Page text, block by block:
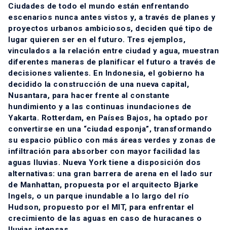
Ciudades de todo el mundo están enfrentando
escenarios nunca antes vistos y, a través de planes y
proyectos urbanos ambiciosos, deciden qué tipo de
lugar quieren ser en el futuro. Tres ejemplos,
vinculados a la relación entre ciudad y agua, muestran
diferentes maneras de planificar el futuro a través de
decisiones valientes. En Indonesia, el gobierno ha
decidido la construcción de una nueva capital,
Nusantara, para hacer frente al constante
hundimiento y a las continuas inundaciones de
Yakarta. Rotterdam, en Países Bajos, ha optado por
convertirse en una “ciudad esponja”, transformando
su espacio público con más áreas verdes y zonas de
infiltración para absorber con mayor facilidad las
aguas lluvias. Nueva York tiene a disposición dos
alternativas: una gran barrera de arena en el lado sur
de Manhattan, propuesta por el arquitecto Bjarke
Ingels, o un parque inundable a lo largo del río
Hudson, propuesto por el MIT, para enfrentar el
crecimiento de las aguas en caso de huracanes o